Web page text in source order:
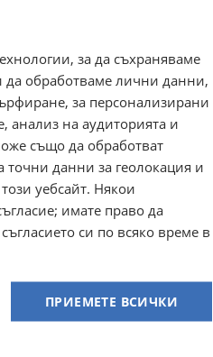
за да съхраняваме
да обработваме лични данни,
за персонализирани
на аудиторията и
също да обработват
точни данни за геолокация и
уебсайт. Някои
имате право да
си по всяко време в
ПРИЕМЕТЕ ВСИЧКИ